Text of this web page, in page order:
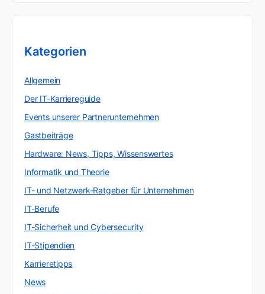
Kategorien
Allgemein
Der IT-Karriereguide
Events unserer Partnerunternehmen
Gastbeiträge
Hardware: News, Tipps, Wissenswertes
Informatik und Theorie
IT- und Netzwerk-Ratgeber für Unternehmen
IT-Berufe
IT-Sicherheit und Cybersecurity
IT-Stipendien
Karrieretipps
News